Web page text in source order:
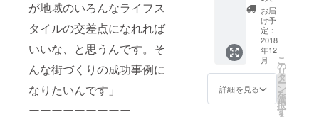
が地域のいろんなライフス
タイルの交差点になれれば
いいな、と思うんです。そ
んな街づくりの成功事例に
なりたいんです」
ーーーーーーーーー
近名刺
代わり
として
配布し
まく
る。在
庫はあ
と2枚く
らい 現
在は時
♬
ーーー
ーーー
ーー
KIIMAN
東京在
住 フェ
ティシ
ズムか
ら産ま
ティス
ト石井
美帆さ
んによ
る オリ
ジナル
デザイ
ン！
りま
す！ こ
んな方
にオス
スメ！ -
宴会の
無茶振
りに！ -
一発芸
ほし
お届
け予
定：
2018
年12
月
詳細を見る
こ
の
リ
タ
ー
ン
を
選
択
す